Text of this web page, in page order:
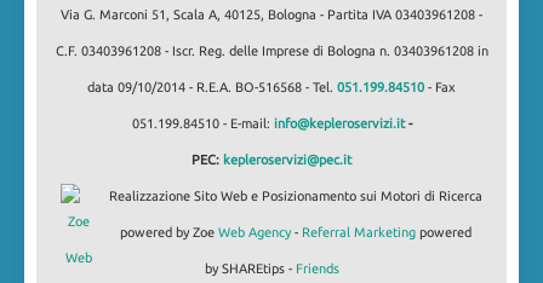
Via G. Marconi 51, Scala A, 40125, Bologna - Partita IVA 03403961208 -
C.F. 03403961208 - Iscr. Reg. delle Imprese di Bologna n. 03403961208 in
data 09/10/2014 - R.E.A. BO-516568 - Tel. 051.199.84510 - Fax
051.199.84510 - E-mail: info@kepleroservizi.it-
PEC: kepleroservizi@pec.it
Realizzazione Sito Web e Posizionamento sui Motori di Ricerca
powered by Zoe Web Agency- Referral Marketing powered
by SHAREtips - Friends